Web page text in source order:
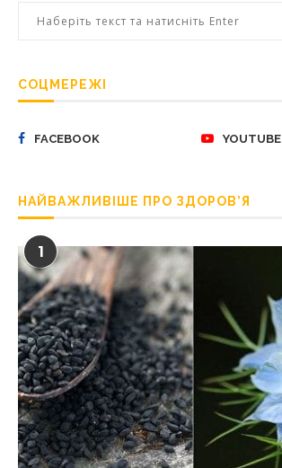
СОЦМЕРЕЖІ
FACEBOOK YOUTUBE
НАЙВАЖЛИВІШЕ ПРО ЗДОРОВ’Я
1